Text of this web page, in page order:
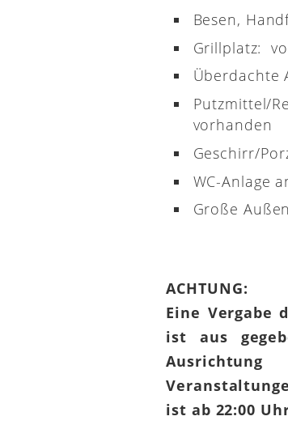
Besen,
Grillplatz:
Überdachte
Putzmittel/
vorhanden
Geschirr/
WC-Anlage
Große
ACHTUNG:
Eine Vergabe
ist aus
ist ab 22:00